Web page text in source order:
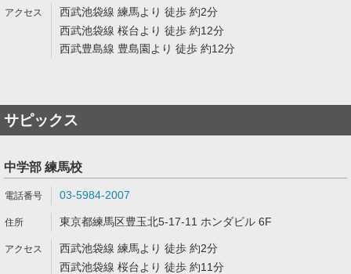
西武池袋線 練馬より 徒歩 約2分
西武池袋線 桜台より 徒歩 約12分
西武豊島線 豊島園より 徒歩 約12分
サピックス
中学部 練馬校
03-5984-2007
東京都練馬区豊玉北5-17-11 ホンダビル 6F
西武池袋線 練馬より 徒歩 約2分
西武池袋線 桜台より 徒歩 約11分